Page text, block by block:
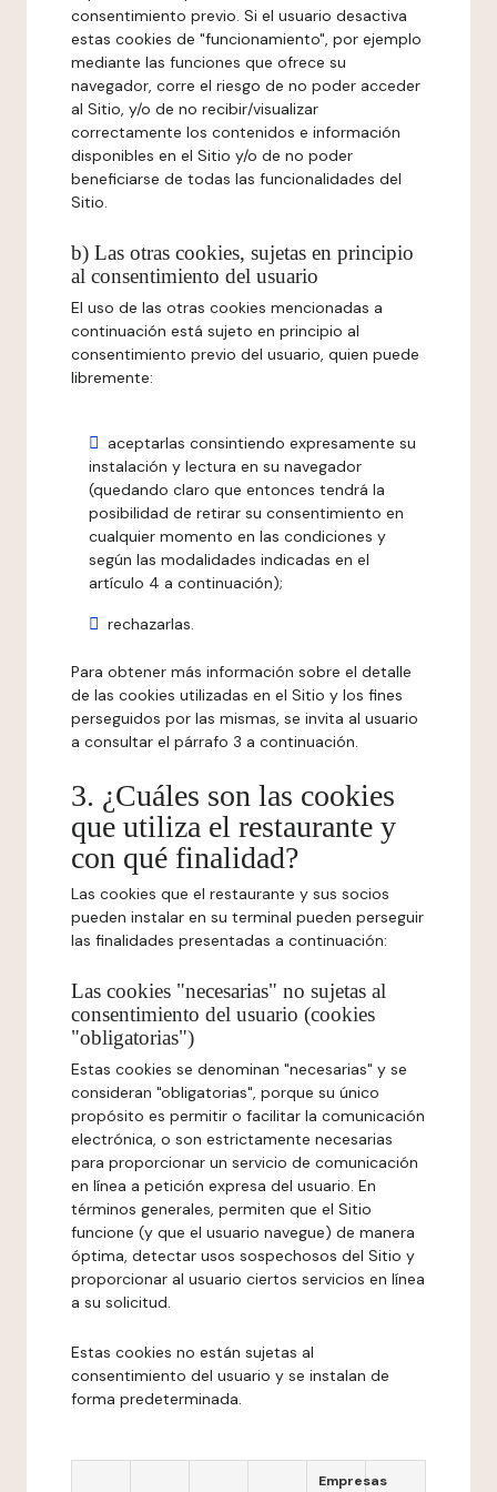
consentimiento previo. Si el usuario desactiva
estas cookies de "funcionamiento", por ejemplo
mediante las funciones que ofrece su
navegador, corre el riesgo de no poder acceder
al Sitio, y/o de no recibir/visualizar
correctamente los contenidos e información
disponibles en el Sitio y/o de no poder
beneficiarse de todas las funcionalidades del
Sitio.
b) Las otras cookies, sujetas en principio
al consentimiento del usuario
El uso de las otras cookies mencionadas a
continuación está sujeto en principio al
consentimiento previo del usuario, quien puede
libremente:
aceptarlas consintiendo expresamente su
instalación y lectura en su navegador
(quedando claro que entonces tendrá la
posibilidad de retirar su consentimiento en
cualquier momento en las condiciones y
según las modalidades indicadas en el
artículo 4 a continuación);
rechazarlas.
Para obtener más información sobre el detalle
de las cookies utilizadas en el Sitio y los fines
perseguidos por las mismas, se invita al usuario
a consultar el párrafo 3 a continuación.
3. ¿Cuáles son las cookies
que utiliza el restaurante y
con qué finalidad?
Las cookies que el restaurante y sus socios
pueden instalar en su terminal pueden perseguir
las finalidades presentadas a continuación:
Las cookies "necesarias" no sujetas al
consentimiento del usuario (cookies
"obligatorias")
Estas cookies se denominan "necesarias" y se
consideran "obligatorias", porque su único
propósito es permitir o facilitar la comunicación
electrónica, o son estrictamente necesarias
para proporcionar un servicio de comunicación
en línea a petición expresa del usuario. En
términos generales, permiten que el Sitio
funcione (y que el usuario navegue) de manera
óptima, detectar usos sospechosos del Sitio y
proporcionar al usuario ciertos servicios en línea
a su solicitud.
Estas cookies no están sujetas al
consentimiento del usuario y se instalan de
forma predeterminada.
Empresas